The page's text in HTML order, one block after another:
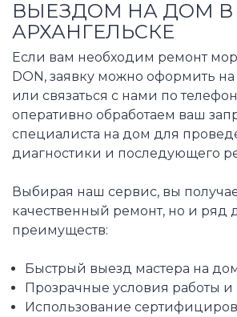
ВЫЕЗДОМ НА ДОМ В
АРХАНГЕЛЬСКЕ
Если вам необходим ремонт
DON, заявку можно оформить
или связаться с нами по
оперативно обработаем ваш
специалиста на дом для
диагностики и последующего
Выбирая наш сервис, вы
качественный ремонт, но и ряд
преимуществ:
Быстрый выезд мастера на
Прозрачные условия работы и
Использование